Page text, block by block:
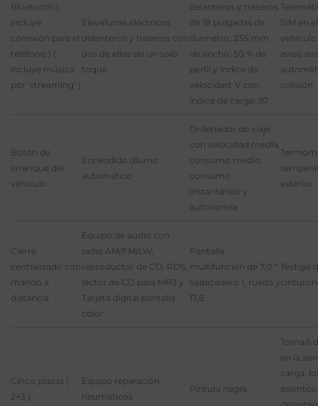
Bluetooth (
incluye
conexión para el
teléfono ) (
incluye música
por ‘streaming’ )
Elevalunas eléctricos
delanteros y traseros con
dos de ellos de un solo
toque
delanteros y traseros
de 18 pulgadas de
diametro, 235 mm
de ancho, 50 % de
perfil y índice de
velocidad: V con
índice de carga: 97
SIM en el
aviso
colisión
Botón de
arranque del
vehículo
Encendido diurno
automático
Ordenador de viaje
con velocidad media,
consumo medio,
consumo
instantáneo y
autonomía
exterior
Cierre
centralizado con
mando a
distancia
Equipo de audio con
radio AM/FM/LW,
reproductor de CD, RDS,
lector de CD para MP3 y
Tarjeta digital pantalla
color
Pantalla
multifunción de 7,0 ”
Salpicadero 1, rueda y
17,8
Testigo
Cinco plazas (
2+3 )
Equipo reparación
neumáticos
Pintura negra
Toma/s
en la
carga,
asientos